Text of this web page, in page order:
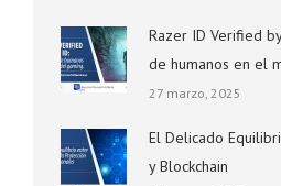
Razer ID Verified
de humanos en el
27 marzo, 2025
El Delicado
y Blockchain